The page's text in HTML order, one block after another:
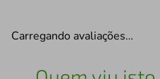
Carregando avaliações…